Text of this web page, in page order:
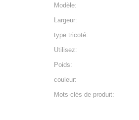
Modèle:
Largeur:
type tricoté:
Utilisez:
Poids:
couleur:
Mots-clés de produit: